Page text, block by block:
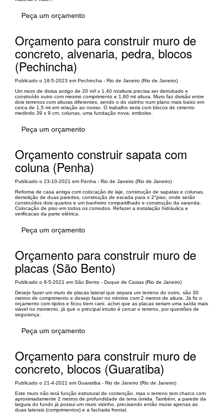
Peça um orçamento
Orçamento para construir muro de
concreto, alvenaria, pedra, blocos
(Pechincha)
Publicado o 18-5-2023 em Pechincha - Rio de Janeiro (Rio de Janeiro)
Um muro de divisa antigo de 20 m/l x 1,40 m/altura precisa ser derrubado e
construído outro com mesmo comprimento e 1,60 mt altura. Muro faz divisão entre
dois terrenos com alturas diferentes, sendo o do vizinho num plano mais baixo em
cerca de 1,5 mt em relação ao nosso. O trabalho seria com blocos de cimento
medindo 39 x 9 cm, colunas, uma fundação nova, embolso.
Peça um orçamento
Orçamento construir sapata com
coluna (Penha)
Publicado o 23-10-2021 em Penha - Rio de Janeiro (Rio de Janeiro)
Reforma de casa antiga com colocação de laje, construção de sapatas e colunas,
demolição de duas paredes, construção de escada para o 2°piso, onde serão
construídos dois quartos e um banheiro compartilhado e construção da varanda.
Colocação de piso em todos os comodos. Refazer a instalação hidráulica e
verificacao da parte elétrica.
Peça um orçamento
Orçamento para construir muro de
placas (São Bento)
Publicado o 8-5-2021 em São Bento - Duque de Caxias (Rio de Janeiro)
Desejo fazer um muro de placas lateral que separa um terreno do outro, são 30
metros de comprimento e desejo fazer no mínimo com 2 metros de altura. Já fiz o
orçamento com tijolos e ficou bem caro, achei que as placas seriam uma saída mais
viável no momento, já que o principal intuito é cercar o terreno, por questões de
segurança.
Peça um orçamento
Orçamento para construir muro de
concreto, blocos (Guaratiba)
Publicado o 21-4-2021 em Guaratiba - Rio de Janeiro (Rio de Janeiro)
Este muro não terá função estrutural de contenção, mas o terreno tem charco com
aproximadamente 2 metros de profundidade de terra úmida. Também, a parede da
largura do fundo já possui um muro vizinho, precisando então murar apenas as
duas laterais (comprimentos) e a fachada frontal.